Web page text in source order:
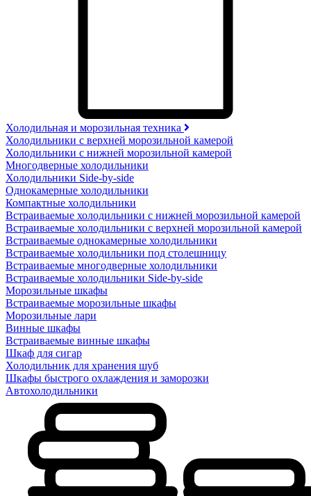
Холодильная и морозильная техника
Холодильники с верхней морозильной камерой
Холодильники с нижней морозильной камерой
Многодверные холодильники
Холодильники Side-by-side
Однокамерные холодильники
Компактные холодильники
Встраиваемые холодильники с нижней морозильной камерой
Встраиваемые холодильники с верхней морозильной камерой
Встраиваемые однокамерные холодильники
Встраиваемые холодильники под столешницу
Встраиваемые многодверные холодильники
Встраиваемые холодильники Side-by-side
Морозильные шкафы
Встраиваемые морозильные шкафы
Морозильные лари
Винные шкафы
Встраиваемые винные шкафы
Шкаф для сигар
Холодильник для хранения шуб
Шкафы быстрого охлаждения и заморозки
Автохолодильники